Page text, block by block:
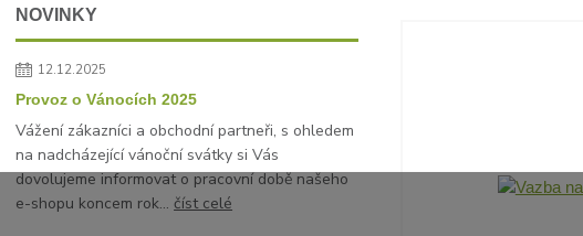
NOVINKY
12.12.2025
Provoz o Vánocích 2025
Vážení zákazníci a obchodní partneři, s ohledem
na nadcházející vánoční svátky si Vás
dovolujeme informovat o pracovní době našeho
e-shopu koncem rok...číst celé